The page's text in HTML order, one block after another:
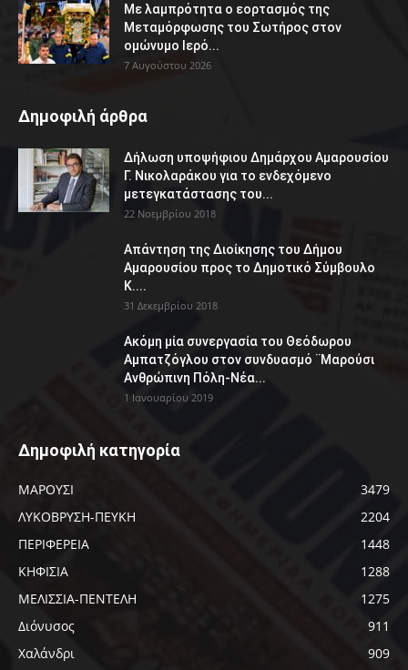
Με λαμπρότητα ο εορτασμός της
Μεταμόρφωσης του Σωτήρος στον
ομώνυμο Ιερό...
7 Αυγούστου 2026
Δημοφιλή άρθρα
Δήλωση υποψήφιου Δημάρχου Αμαρουσίου
Γ. Νικολαράκου για το ενδεχόμενο
μετεγκατάστασης του...
22 Νοεμβρίου 2018
Απάντηση της Διοίκησης του Δήμου
Αμαρουσίου προς το Δημοτικό Σύμβουλο
Κ....
31 Δεκεμβρίου 2018
Ακόμη μία συνεργασία του Θεόδωρου
Αμπατζόγλου στον συνδυασμό ¨Μαρούσι
Ανθρώπινη Πόλη-Νέα...
1 Ιανουαρίου 2019
Δημοφιλή κατηγορία
ΜΑΡΟΥΣΙ
3479
ΛΥΚΟΒΡΥΣΗ-ΠΕΥΚΗ
2204
ΠΕΡΙΦΕΡΕΙΑ
1448
ΚΗΦΙΣΙΑ
1288
ΜΕΛΙΣΣΙΑ-ΠΕΝΤΕΛΗ
1275
Διόνυσος
911
Χαλάνδρι
909